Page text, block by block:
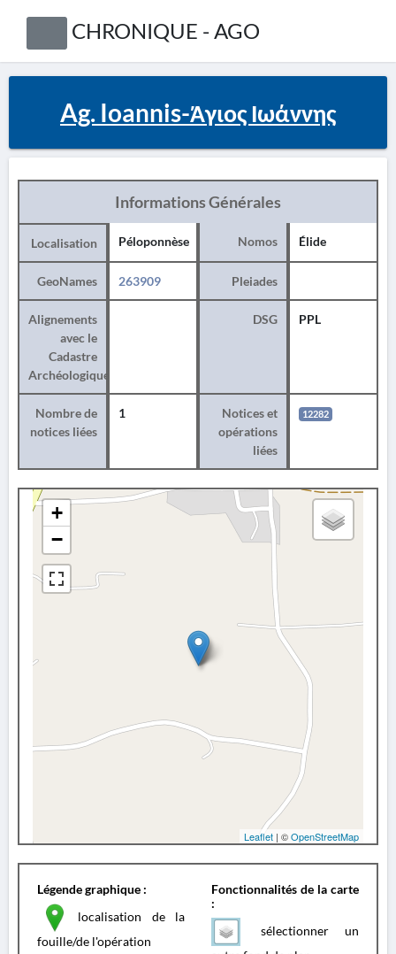
CHRONIQUE - AGO
Ag. Ioannis-Άγιος Ιωάννης
Informations Générales
Localisation Péloponnèse Nomos Élide
GeoNames 263909 Pleiades
Alignements
avec le
Cadastre
Archéologique
DSG PPL
Nombre de
notices liées
1
Notices et
opérations
liées
12282
+
−
Leaflet | ©OpenStreetMap
Légende graphique :
localisation de la
fouille/de l'opération
Fonctionnalités de la carte
:
sélectionner un